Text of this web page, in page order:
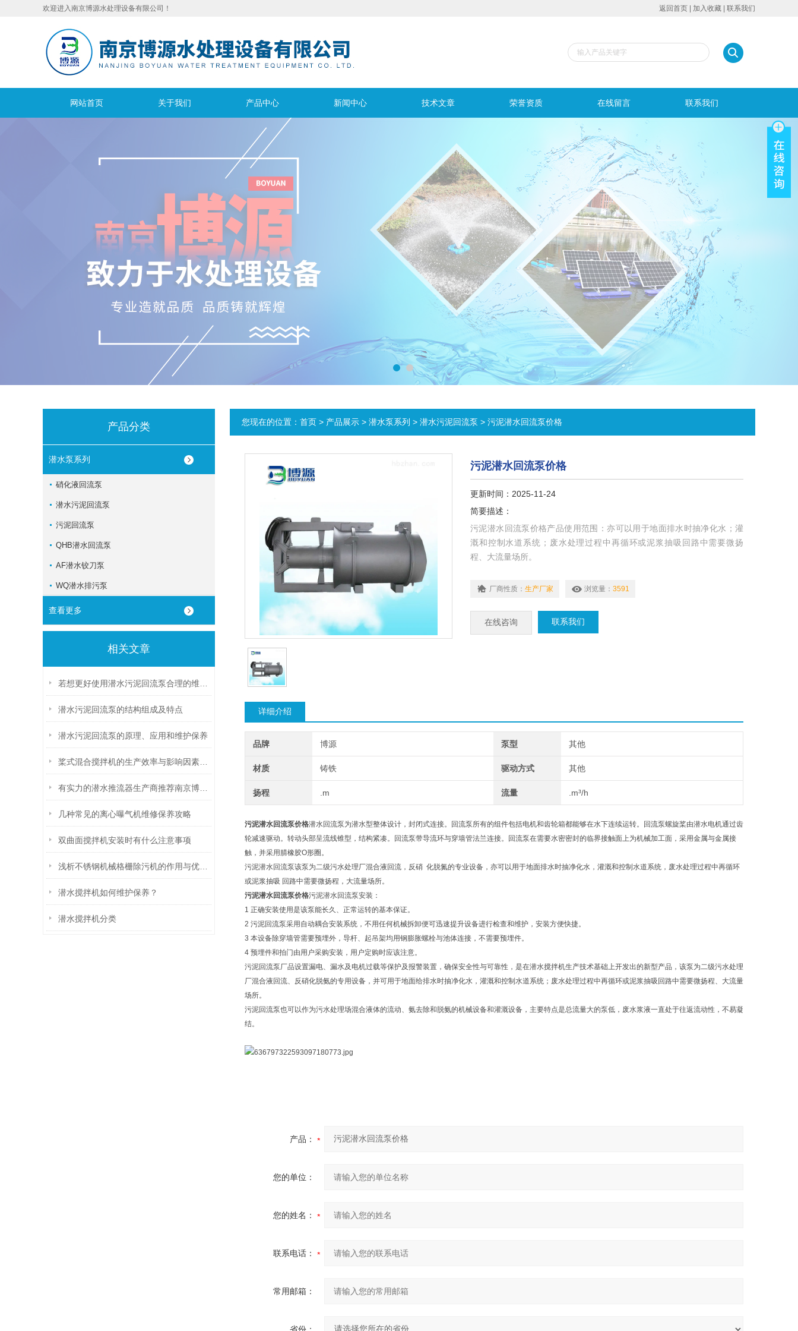
欢迎进入南京博源水处理设备有限公司！ 返回首页 加入收藏 联系我们
网站首页 关于我们 产品中心 新闻中心 技术文章 荣誉资质 在线留言 联系我们
产品分类
潜水泵系列
硝化液回流泵
潜水污泥回流泵
污泥回流泵
QHB潜水回流泵
AF潜水铰刀泵
WQ潜水排污泵
查看更多
相关文章
潜水污泥回流泵的结构组成及特点
潜水污泥回流泵的原理、应用和维护保养
几种常见的离心曝气机维修保养攻略
双曲面搅拌机安装时有什么注意事项
潜水搅拌机如何维护保养？
潜水搅拌机分类
您现在的位置： 首页 > 产品展示 > 潜水泵系列 > 潜水污泥回流泵 > 污泥潜水回流泵价格
污泥潜水回流泵价格
更新时间：2025-11-24
简要描述：
污泥潜水回流泵价格产品使用范围：亦可以用于地面排水时抽净化水；灌
溉和控制水道系统；废水处理过程中再循环或泥浆抽吸回路中需要微扬
程、大流量场所。
厂商性质： 生产厂家 浏览量： 3591
在线咨询 联系我们
详细介绍
品牌 博源 泵型 其他
材质 铸铁 驱动方式 其他
扬程 .m 流量 .m³/h
污泥潜水回流泵价格潜水回流泵为潜水型整体设计，封闭式连接。回流泵所有的组件包括电机和齿轮箱都能够在水下连续运转。回流泵螺旋桨由潜水电机通过齿
轮减速驱动。转动头部呈流线锥型，结构紧凑。回流泵带导流环与穿墙管法兰连接。回流泵在需要水密密封的临界接触面上为机械加工面，采用金属与金属接
触，并采用腈橡胶O形圈。
污泥潜水回流泵该泵为二级污水处理厂混合液回流，反硝 化脱氮的专业设备，亦可以用于地面排水时抽净化水，灌溉和控制水道系统，废水处理过程中再循环
或泥浆抽吸 回路中需要微扬程，大流量场所。
污泥潜水回流泵价格污泥潜水回流泵安装：
1 正确安装使用是该泵能长久、正常运转的基本保证。
2 污泥回流泵采用自动耦合安装系统，不用任何机械拆卸便可迅速提升设备进行检查和维护，安装方便快捷。
3 本设备除穿墙管需要预埋外，导杆、起吊架均用钢膨胀螺栓与池体连接，不需要预埋件。
4 预埋件和拍门由用户采购安装，用户定购时应该注意。
污泥回流泵厂品设置漏电、漏水及电机过载等保护及报警装置，确保安全性与可靠性，是在潜水搅拌机生产技术基础上开发出的新型产品，该泵为二级污水处理
厂混合液回流、反硝化脱氨的专用设备，并可用于地面给排水时抽净化水，灌溉和控制水道系统；废水处理过程中再循环或泥浆抽吸回路中需要微扬程、大流量
场所。
污泥回流泵也可以作为污水处理场混合液体的流动、氨去除和脱氨的机械设备和灌溉设备，主要特点是总流量大的泵低，废水浆液一直处于往返流动性，不易凝
结。
产品：
您的单位：
您的姓名：
联系电话：
常用邮箱：